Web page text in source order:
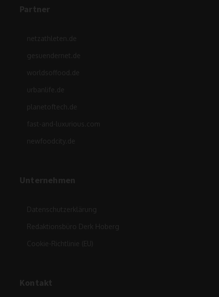
Partner
netzathleten.de
gesuendernet.de
worldsoffood.de
urbanlife.de
planetoftech.de
fast-and-luxurious.com
newfoodcity.de
Unternehmen
Datenschutzerklärung
Redaktionsbüro Derk Hoberg
Cookie-Richtlinie (EU)
Kontakt